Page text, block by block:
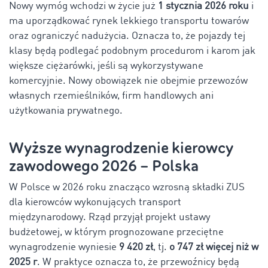
Nowy wymóg wchodzi w życie już 1 stycznia 2026 roku i
ma uporządkować rynek lekkiego transportu towarów
oraz ograniczyć nadużycia. Oznacza to, że pojazdy tej
klasy będą podlegać podobnym procedurom i karom jak
większe ciężarówki, jeśli są wykorzystywane
komercyjnie. Nowy obowiązek nie obejmie przewozów
własnych rzemieślników, firm handlowych ani
użytkowania prywatnego.
Wyższe wynagrodzenie kierowcy
zawodowego 2026 – Polska
W Polsce w 2026 roku znacząco wzrosną składki ZUS
dla kierowców wykonujących transport
międzynarodowy. Rząd przyjął projekt ustawy
budżetowej, w którym prognozowane przeciętne
wynagrodzenie wyniesie 9 420 zł, tj. o 747 zł więcej niż w
2025 r. W praktyce oznacza to, że przewoźnicy będą